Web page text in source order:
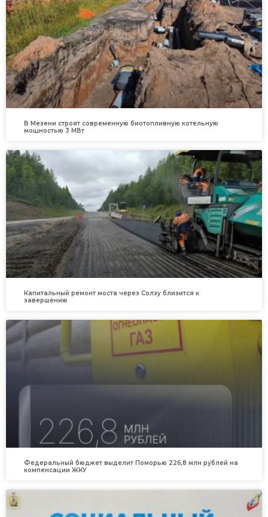
В Мезени строят современную биотопливную котельную
мощностью 3 МВт
Капитальный ремонт моста через Солзу близится к
завершению
Федеральный бюджет выделит Поморью 226,8 млн рублей на
компенсации ЖКУ